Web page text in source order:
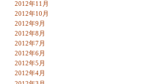
2012年11月
2012年10月
2012年9月
2012年8月
2012年7月
2012年6月
2012年5月
2012年4月